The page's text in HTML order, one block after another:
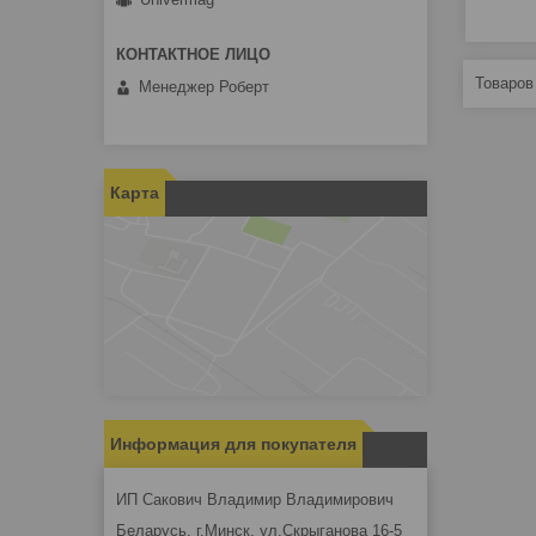
Менеджер Роберт
Карта
Информация для покупателя
ИП Сакович Владимир Владимирович
Беларусь, г.Минск, ул.Скрыганова 16-5